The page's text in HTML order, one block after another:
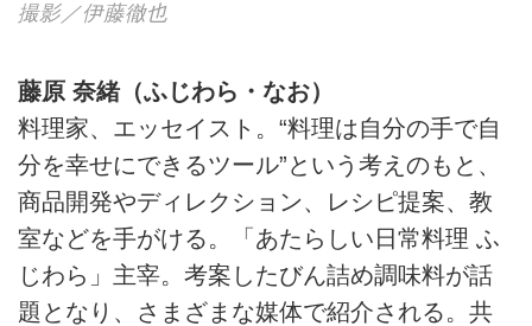
撮影／伊藤徹也
藤原 奈緒（ふじわら・なお）
料理家、エッセイスト。“料理は自分の手で自
分を幸せにできるツール”という考えのもと、
商品開発やディレクション、レシピ提案、教
室などを手がける。「あたらしい日常料理 ふ
じわら」主宰。考案したびん詰め調味料が話
題となり、さまざまな媒体で紹介される。共